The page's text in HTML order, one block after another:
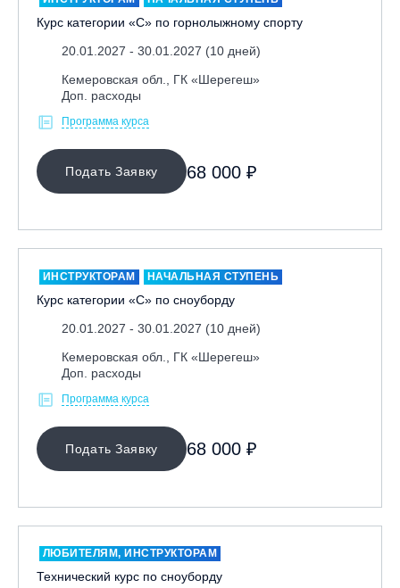
Курс категории «С» по горнолыжному спорту
20.01.2027 - 30.01.2027 (10 дней)
Кемеровская обл., ГК «Шерегеш»
Доп. расходы
Программа курса
Подать Заявку 68 000 ₽
ИНСТРУКТОРАМ НАЧАЛЬНАЯ СТУПЕНЬ
Курс категории «С» по сноуборду
20.01.2027 - 30.01.2027 (10 дней)
Кемеровская обл., ГК «Шерегеш»
Доп. расходы
Программа курса
Подать Заявку 68 000 ₽
ЛЮБИТЕЛЯМ, ИНСТРУКТОРАМ
Технический курс по сноуборду